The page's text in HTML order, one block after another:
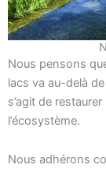
Nous pensons
lacs va au-delà de
s’agit de
l’écosystème.
Nous adhérons